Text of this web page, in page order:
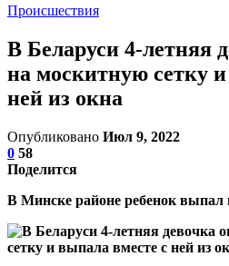
Происшествия
В Беларуси 4-летняя
на москитную сетку
ней из окна
Опубликовано Июл 9, 2022
0 58
Поделится
В Минске районе ребенок выпал